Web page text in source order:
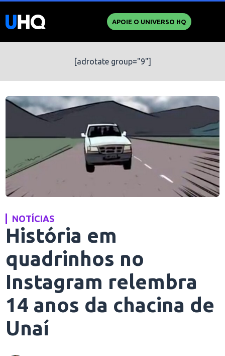
APOIE O UNIVERSO HQ
[adrotate group="9"]
NOTÍCIAS
História em
quadrinhos no
Instagram relembra
14 anos da chacina de
Unaí